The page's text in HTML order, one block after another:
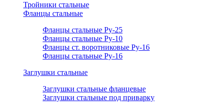
Тройники стальные
Фланцы стальные
Фланцы стальные Ру-25
Фланцы стальные Ру-10
Фланцы ст. воротниковые Ру-16
Фланцы стальные Ру-16
Заглушки стальные
Заглушки стальные фланцевые
Заглушки стальные под приварку